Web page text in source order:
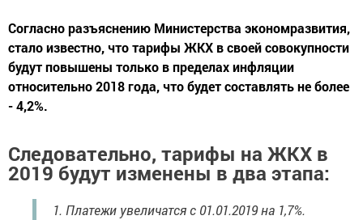
Согласно разъяснению Министерства экономразвития,
стало известно, что тарифы ЖКХ в своей совокупности
будут повышены только в пределах инфляции
относительно 2018 года, что будет составлять не более
- 4,2%.
Следовательно, тарифы на ЖКХ в
2019 будут изменены в два этапа:
1. Платежи увеличатся с 01.01.2019 на 1,7%.